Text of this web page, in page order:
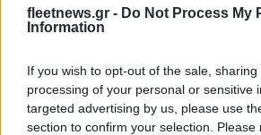
fleetnews.gr - Do Not Process My
Information
If you wish to opt-out of the sale,
processing of your personal or sensitive
targeted advertising by us, please use
section to confirm your selection.
Νέο Audi A2 e-tron με στόχο την
αποδοτικότητας